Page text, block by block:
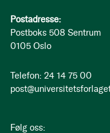
Postadresse:
Postboks 508 Sentrum
0105 Oslo
Telefon: 24 14 75 00
Følg oss: